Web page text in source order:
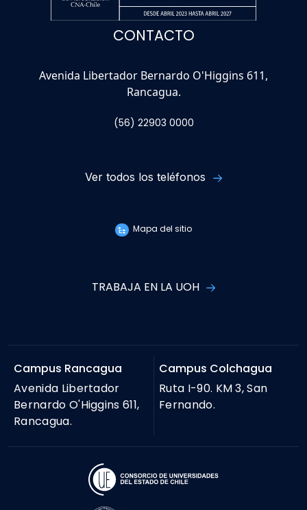
CONTACTO
Avenida Libertador Bernardo O'Higgins 611,
Rancagua.
(56) 22903 0000
Ver todos los teléfonos
Mapa del sitio
TRABAJA EN LA UOH
Campus Rancagua
Avenida Libertador
Bernardo O'Higgins 611,
Rancagua.
Campus Colchagua
Ruta I-90. KM 3, San
Fernando.